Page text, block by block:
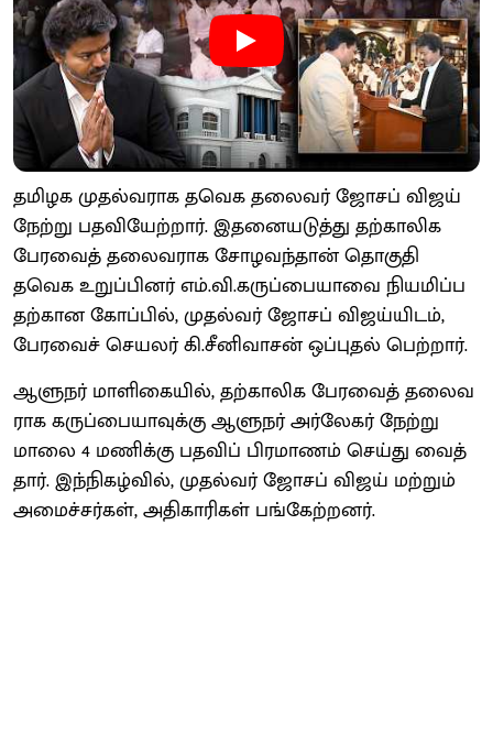
தமிழக முதல்வராக தவெக தலை​வர் ஜோசப் விஜய்
நேற்று பதவியேற்​றார். இதனையடுத்து தற்​காலிக
பேர​வைத் தலை​வ​ராக சோழ​வந்​தான் தொகுதி
தவெக உறுப்​பினர் எம்​.​வி.கருப்​பை​யாவை நியமிப்​ப​
தற்​கான கோப்​பில், முதல்​வர் ஜோசப் விஜய்​யிடம்,
பேரவைச் செயலர் கி.சீனி​வாசன் ஒப்​புதல் பெற்​றார்.
ஆளுநர் மாளி​கை​யில், தற்​காலிக பேர​வைத் தலை​வ​
ராக கருப்பையா​வுக்கு ஆளுநர் அர்​லேகர் நேற்று
மாலை 4 மணிக்கு பதவிப் பிர​மாணம் செய்து வைத்​
தார். இந்​நிகழ்​வில், முதல்​வர் ஜோசப் விஜய் மற்​றும்
அமைச்​சர்​கள், அதி​காரி​கள் பங்​கேற்​றனர்.